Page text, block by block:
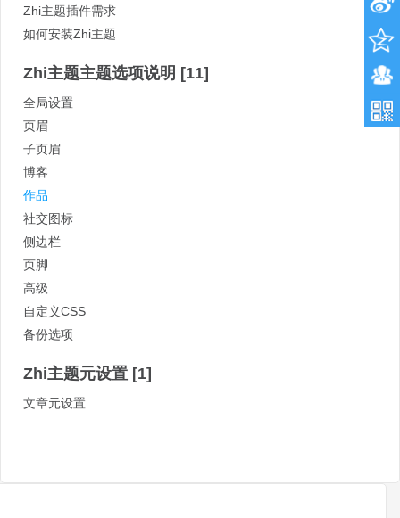
Zhi主题插件需求
如何安装Zhi主题
Zhi主题主题选项说明 [11]
全局设置
页眉
子页眉
博客
作品
社交图标
侧边栏
页脚
高级
自定义CSS
备份选项
Zhi主题元设置 [1]
文章元设置